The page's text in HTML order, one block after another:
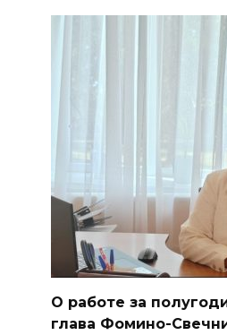
О работе за
глава Фомино-